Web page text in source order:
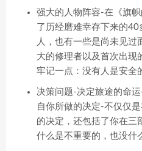
强大的人物阵容-在《旗
了历经磨难幸存下来的
人，也有一些是尚未见过
大的修理者以及首次出现
牢记一点：没有人是安全
决策问题-决定旅途的命
自你所做的决定-不仅仅
的决定，还包括了你在三
什么是不重要的，也没什